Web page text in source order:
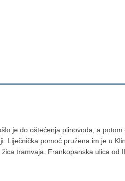
je do oštećenja plinovoda, a
Liječnička pomoć pružena im je u
tramvaja. Frankopanska ulica od